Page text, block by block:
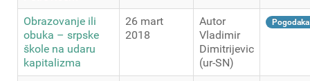
Obrazovanje ili
obuka – srpske
škole na udaru
kapitalizma
26 mart
2018
Autor
Vladimir
Dimitrijevic
(ur-SN)